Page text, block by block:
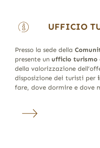
UFFICIO
Presso la sede della
presente un ufficio turismo
della valorizzazione
disposizione dei turisti per
fare, dove dormire e dove